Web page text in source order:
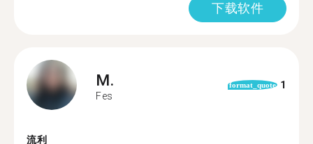
下载软件
M.
Fes
format_quote 1
流利